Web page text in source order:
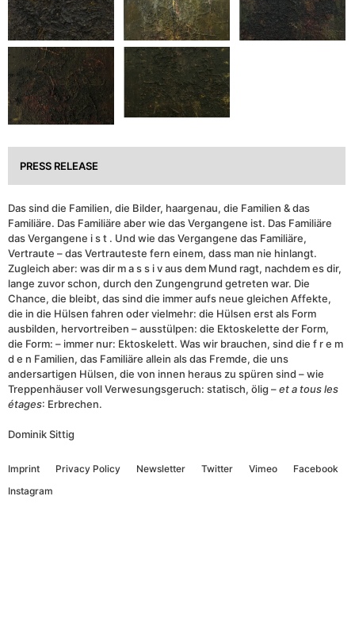
PRESS RELEASE
Das sind die Familien, die Bilder, haargenau, die Familien & das
Familiäre. Das Familiäre aber wie das Vergangene ist. Das Familiäre
das Vergangene i s t . Und wie das Vergangene das Familiäre,
Vertraute – das Vertrauteste fern einem, dass man nie hinlangt.
Zugleich aber: was dir m a s s i v aus dem Mund ragt, nachdem es dir,
lange zuvor schon, durch den Zungengrund getreten war. Die
Chance, die bleibt, das sind die immer aufs neue gleichen Affekte,
die in die Hülsen fahren oder vielmehr: die Hülsen erst als Form
ausbilden, hervortreiben – ausstülpen: die Ektoskelette der Form,
die Form: – immer nur: Ektoskelett. Was wir brauchen, sind die f r e m
d e n Familien, das Familiäre allein als das Fremde, die uns
andersartigen Hülsen, die von innen heraus zu spüren sind – wie
Treppenhäuser voll Verwesungsgeruch: statisch, ölig –et a tous les
étages: Erbrechen.
Dominik Sittig
Imprint Privacy Policy Newsletter Twitter Vimeo
Facebook
Instagram